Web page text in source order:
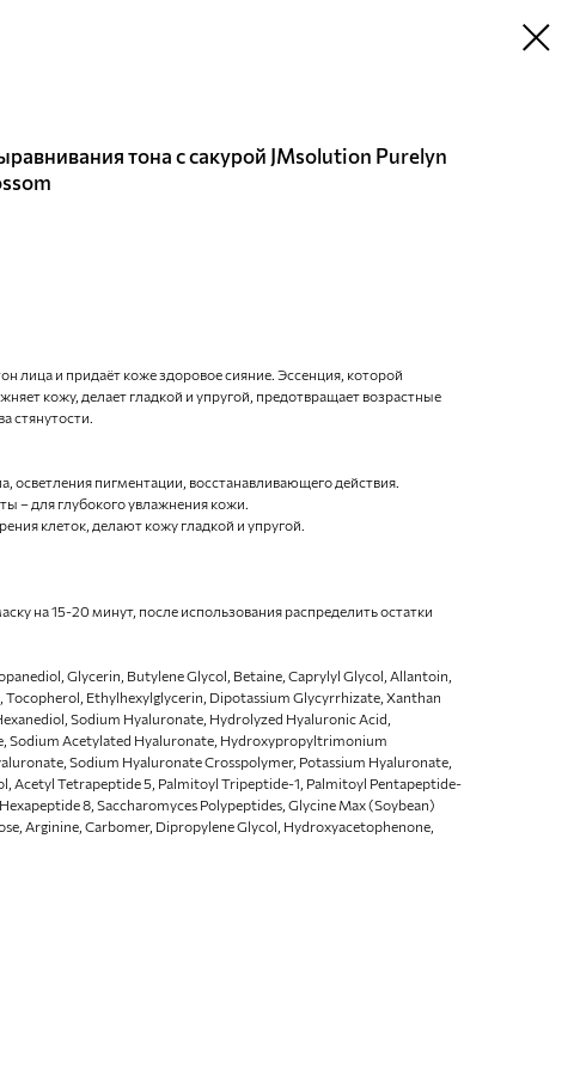
тона с сакурой JMsolution Purelyn
лица и придаёт коже здоровое сияние. Эссенция, которой
кожу, делает гладкой и упругой, предотвращает возрастные
стянутости.
осветления пигментации, восстанавливающего действия.
– для глубокого увлажнения кожи.
клеток, делают кожу гладкой и упругой.
на 15-20 минут, после использования распределить остатки
Glycerin, Butylene Glycol, Betaine, Caprylyl Glycol, Allantoin,
Tocopherol, Ethylhexylglycerin, Dipotassium Glycyrrhizate, Xanthan
Sodium Hyaluronate, Hydrolyzed Hyaluronic Acid,
Sodium Acetylated Hyaluronate, Hydroxypropyltrimonium
Sodium Hyaluronate Crosspolymer, Potassium Hyaluronate,
Acetyl Tetrapeptide 5, Palmitoyl Tripeptide-1, Palmitoyl Pentapeptide-
8, Saccharomyces Polypeptides, Glycine Max (Soybean)
Arginine, Carbomer, Dipropylene Glycol, Hydroxyacetophenone,